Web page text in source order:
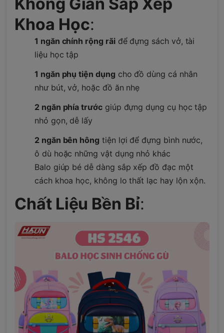
Khoa Học:
1 ngăn chính rộng rãiđể đựng sách vở, tài
liệu học tập
1 ngăn phụ tiện dụng cho đồ dùng cá nhân
như bút, vở, hoặc đồ ăn nhẹ
2 ngăn phía trướcgiúp đựng dụng cụ học tập
nhỏ gọn, dễ lấy
2 ngăn bên hông tiện lợi để đựng bình nước,
ô dù hoặc những vật dụng nhỏ khác
Balo giúp bé dễ dàng sắp xếp đồ đạc một
cách khoa học, không lo thất lạc hay lộn xộn.
Chất Liệu Bền Bỉ: